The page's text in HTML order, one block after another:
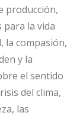
producción,
la vida
la compasión,
y la
el sentido
del clima,
las